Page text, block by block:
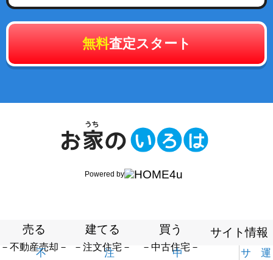
無料査定スタート
Powered by
売る
－不動産売却－
不
建てる
－注文住宅－
注
買う
－中古住宅－
中
サイト情報
サ
運